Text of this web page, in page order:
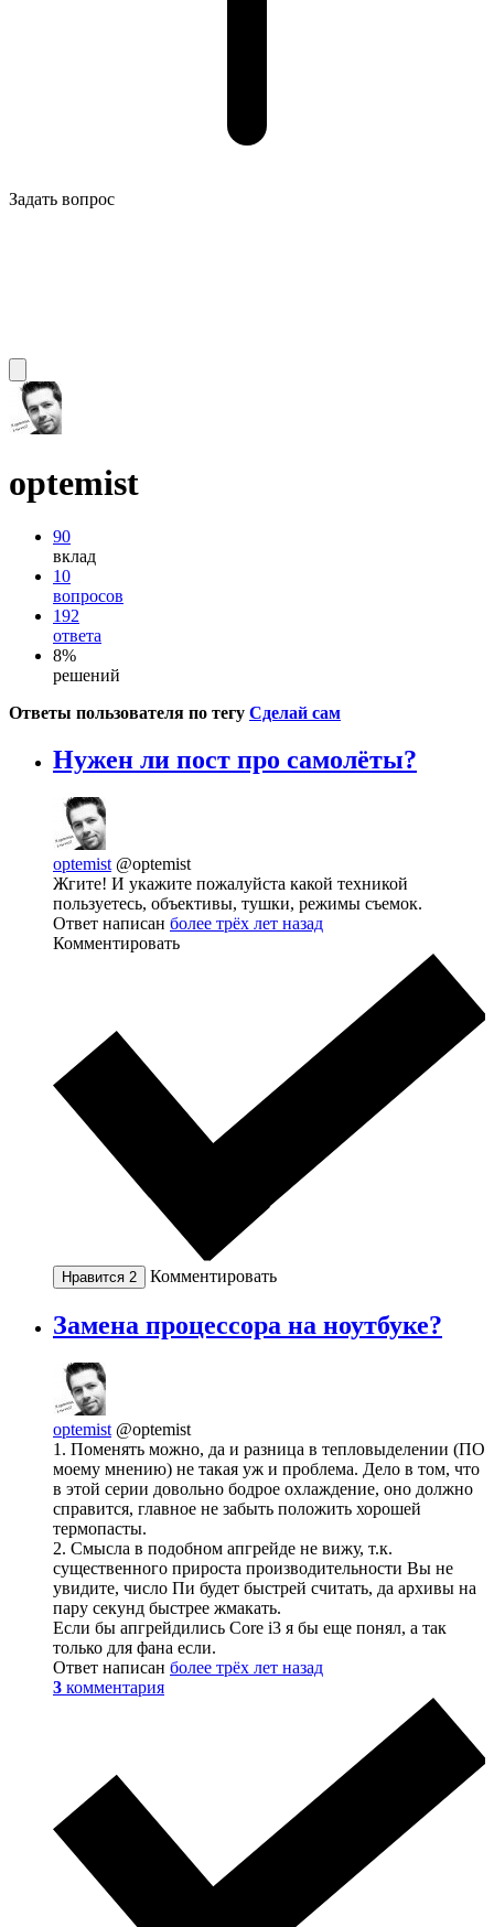
Задать вопрос
optemist
90
вклад
10
вопросов
192
ответа
8%
решений
Ответы пользователя по тегу Сделай сам
Нужен ли пост про самолёты?
optemist @optemist
Жгите! И укажите пожалуйста какой техникой
пользуетесь, объективы, тушки, режимы съемок.
Ответ написан более трёх лет назад
Комментировать
Нравится 2 Комментировать
Замена процессора на ноутбуке?
optemist @optemist
1. Поменять можно, да и разница в тепловыделении (ПО
моему мнению) не такая уж и проблема. Дело в том, что
в этой серии довольно бодрое охлаждение, оно должно
справится, главное не забыть положить хорошей
термопасты.
2. Смысла в подобном апгрейде не вижу, т.к.
существенного прироста производительности Вы не
увидите, число Пи будет быстрей считать, да архивы на
пару секунд быстрее жмакать.
Если бы апгрейдились Core i3 я бы еще понял, а так
только для фана если.
Ответ написан более трёх лет назад
3 комментария